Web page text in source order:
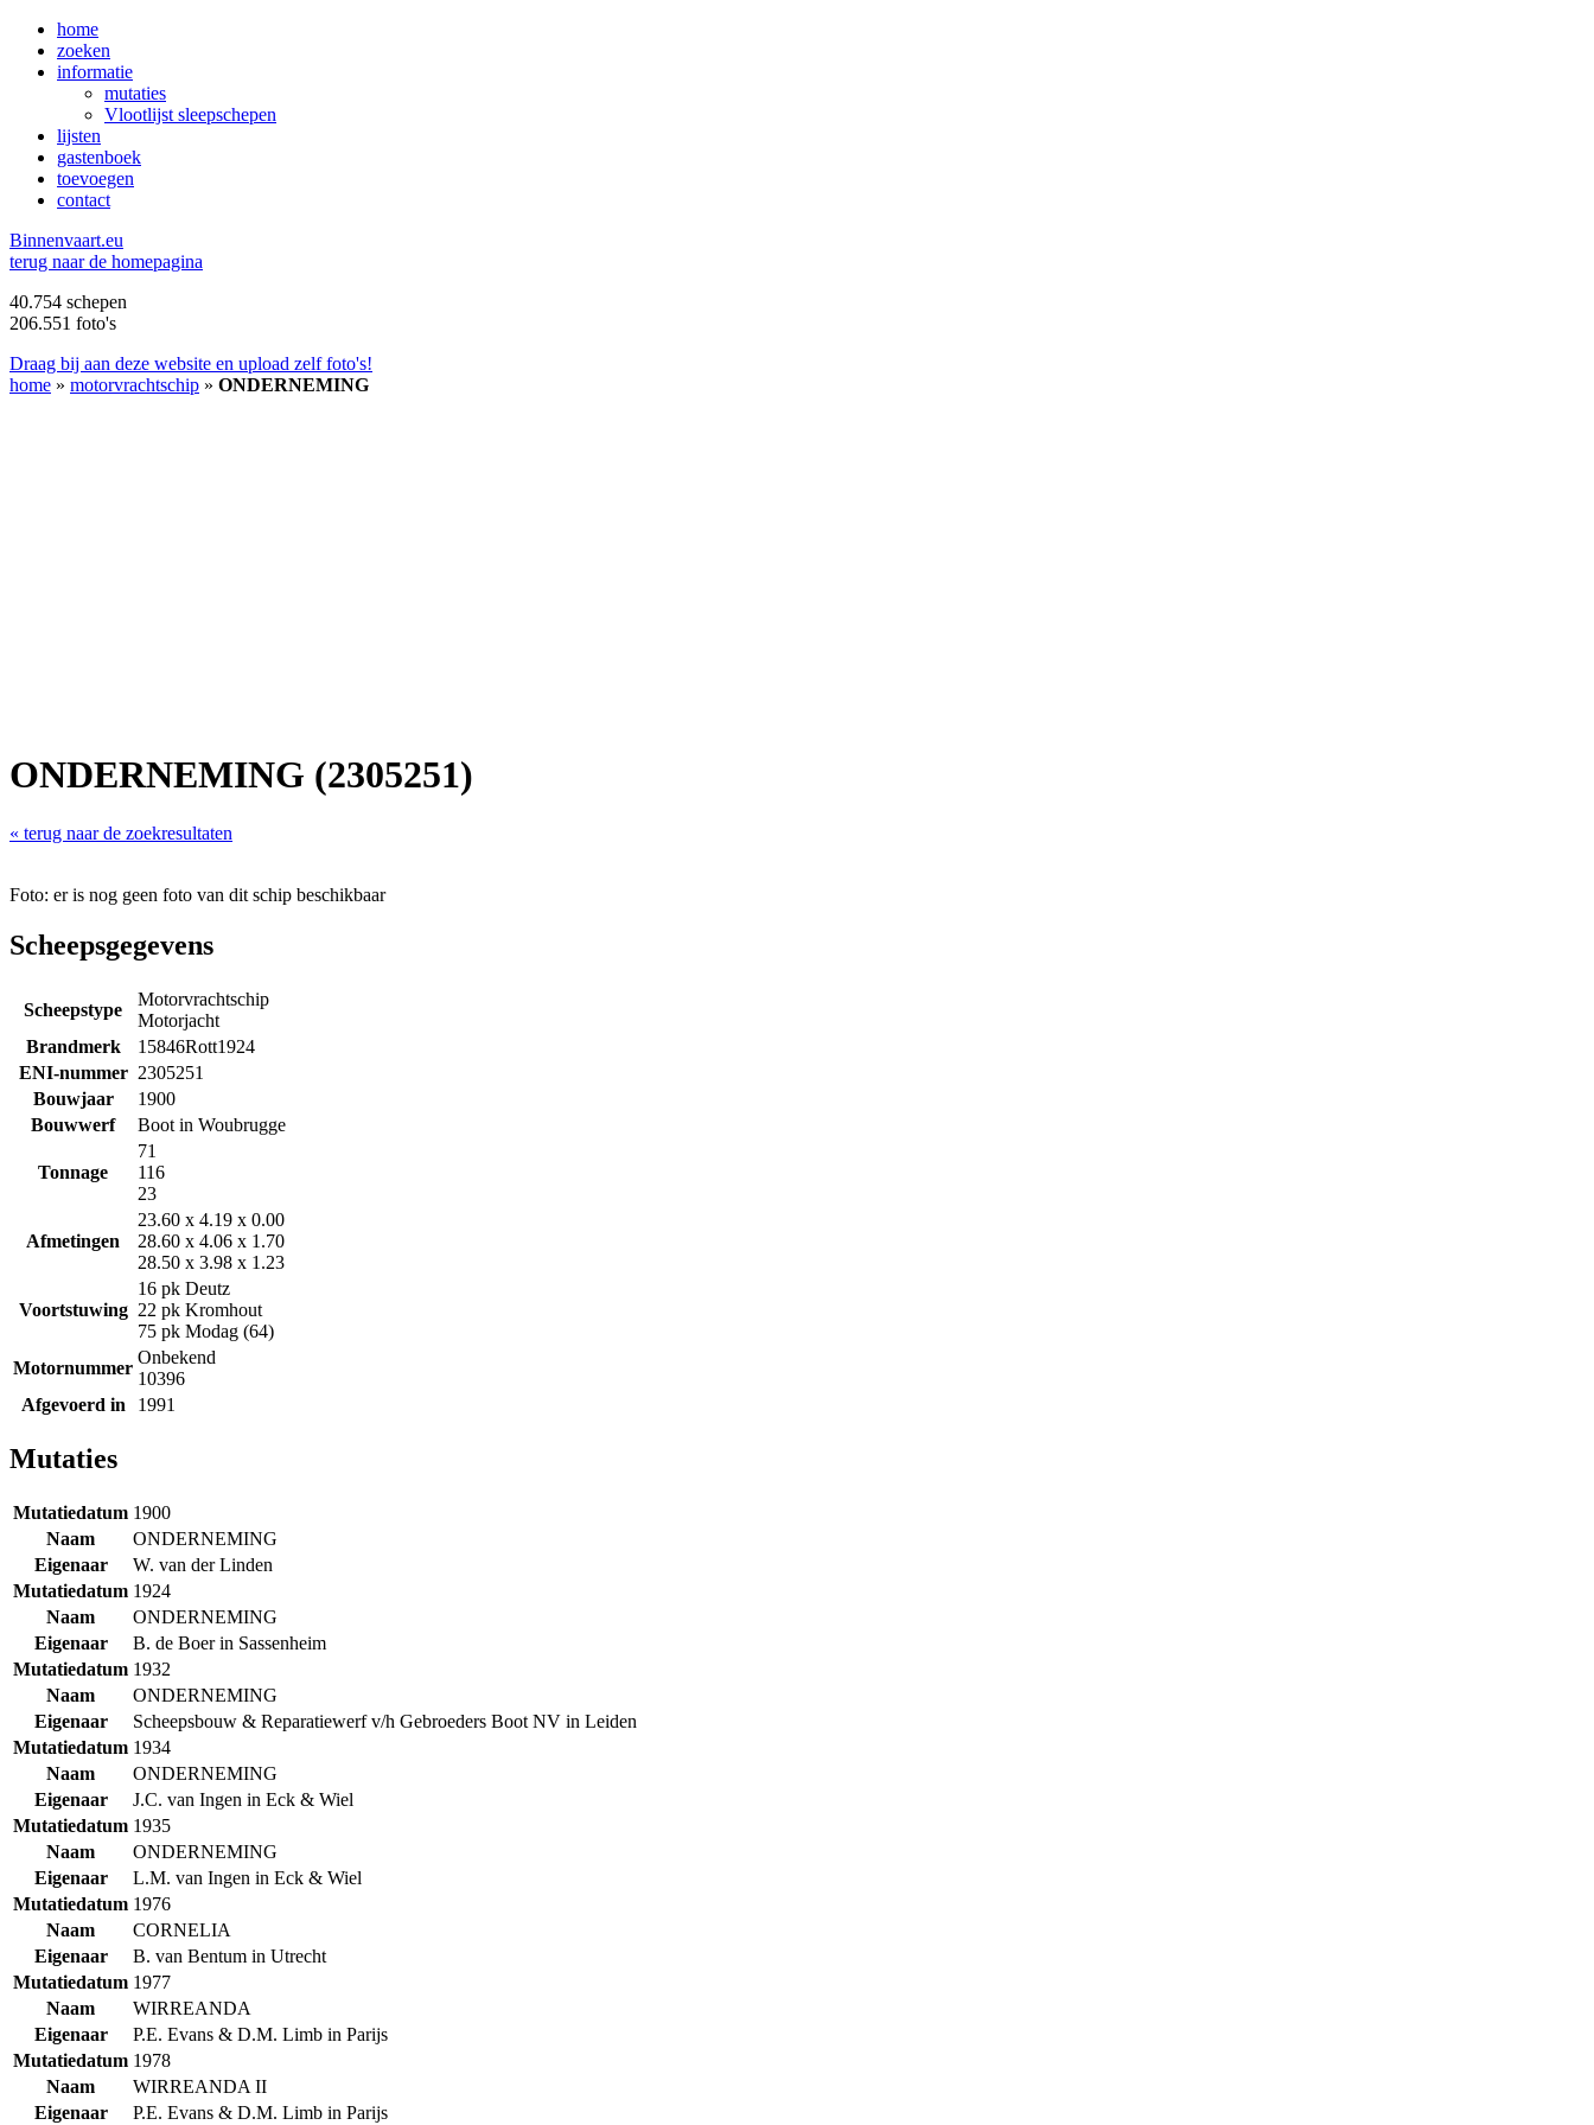
home
zoeken
informatie
mutaties
Vlootlijst sleepschepen
lijsten
gastenboek
toevoegen
contact
Binnenvaart.eu
terug naar de homepagina
40.754 schepen
206.551 foto's
Draag bij aan deze website en upload zelf foto's!
home » motorvrachtschip » ONDERNEMING
ONDERNEMING (2305251)
« terug naar de zoekresultaten
Foto: er is nog geen foto van dit schip beschikbaar
Scheepsgegevens
Scheepstype
Motorvrachtschip
Motorjacht
Brandmerk
15846Rott1924
ENI-nummer 2305251
Bouwjaar
1900
Bouwwerf
Boot in Woubrugge
Tonnage
71
116
23
Afmetingen
23.60 x 4.19 x 0.00
28.60 x 4.06 x 1.70
28.50 x 3.98 x 1.23
Voortstuwing
16 pk Deutz
22 pk Kromhout
75 pk Modag (64)
Motornummer
Onbekend
10396
Afgevoerd in
1991
Mutaties
Mutatiedatum 1900
Naam
ONDERNEMING
Eigenaar
W. van der Linden
Mutatiedatum 1924
Naam
ONDERNEMING
Eigenaar
B. de Boer in Sassenheim
Mutatiedatum 1932
Naam
ONDERNEMING
Eigenaar
Scheepsbouw & Reparatiewerf v/h Gebroeders Boot NV in Leiden
Mutatiedatum 1934
Naam
ONDERNEMING
Eigenaar
J.C. van Ingen in Eck & Wiel
Mutatiedatum 1935
Naam
ONDERNEMING
Eigenaar
L.M. van Ingen in Eck & Wiel
Mutatiedatum 1976
Naam
CORNELIA
Eigenaar
B. van Bentum in Utrecht
Mutatiedatum 1977
Naam
WIRREANDA
Eigenaar
P.E. Evans & D.M. Limb in Parijs
Mutatiedatum 1978
Naam
WIRREANDA II
Eigenaar
P.E. Evans & D.M. Limb in Parijs